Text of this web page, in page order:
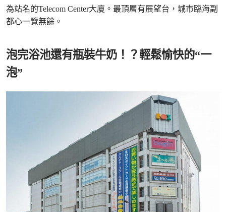
為站名的Telecom Center大廈。最頂層有展望台，城市臨海副
都心一覽無餘。
泡完浴池還有瓶裝牛奶！？輕鬆愉快的“一
泡”